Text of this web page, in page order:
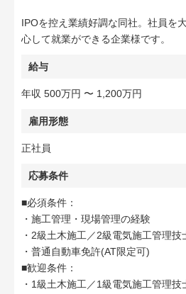
IPOを控え業績好調な同社。社員を
心して就業ができる企業様です。
給与
年収 500万円 〜 1,200万円
雇用形態
正社員
応募条件
■必須条件：
・施工管理・現場管理の経験
・2級土木施工／2級電気施工管理技
・普通自動車免許(AT限定可)
■歓迎条件：
・1級土木施工／1級電気施工管理技